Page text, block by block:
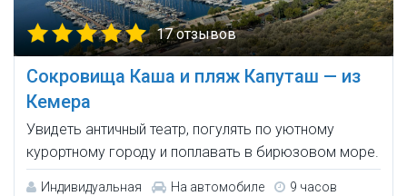
17 отзывов
Сокровища Каша и пляж Капуташ — из
Кемера
Увидеть античный театр, погулять по уютному
курортному городу и поплавать в бирюзовом море.
Индивидуальная На автомобиле 9 часов